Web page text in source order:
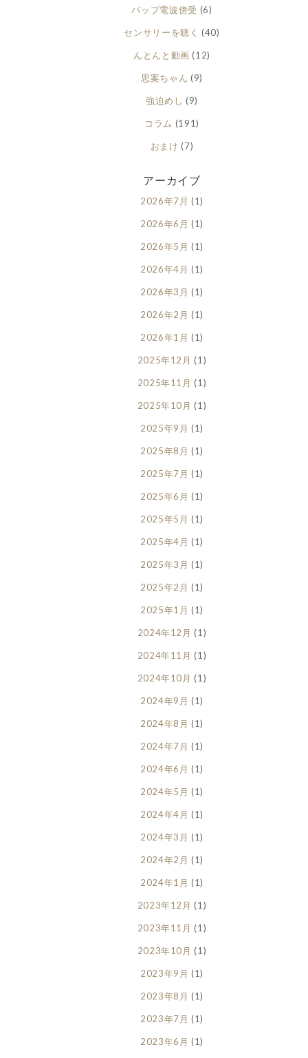
バップ電波傍受 (6)
センサリーを聴く (40)
んとんと動画 (12)
思案ちゃん (9)
強迫めし (9)
コラム (191)
おまけ (7)
アーカイブ
2026年7月 (1)
2026年6月 (1)
2026年5月 (1)
2026年4月 (1)
2026年3月 (1)
2026年2月 (1)
2026年1月 (1)
2025年12月 (1)
2025年11月 (1)
2025年10月 (1)
2025年9月 (1)
2025年8月 (1)
2025年7月 (1)
2025年6月 (1)
2025年5月 (1)
2025年4月 (1)
2025年3月 (1)
2025年2月 (1)
2025年1月 (1)
2024年12月 (1)
2024年11月 (1)
2024年10月 (1)
2024年9月 (1)
2024年8月 (1)
2024年7月 (1)
2024年6月 (1)
2024年5月 (1)
2024年4月 (1)
2024年3月 (1)
2024年2月 (1)
2024年1月 (1)
2023年12月 (1)
2023年11月 (1)
2023年10月 (1)
2023年9月 (1)
2023年8月 (1)
2023年7月 (1)
2023年6月 (1)